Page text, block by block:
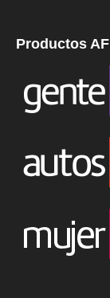
Productos AF